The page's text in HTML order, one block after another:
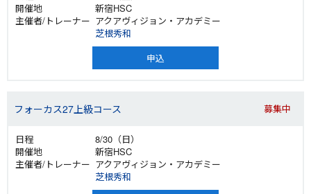
新宿HSC
アクアヴィジョン・アカデミー
芝根秀和
申込
フォーカス27上級コース 募集中
8/30（日）
新宿HSC
アクアヴィジョン・アカデミー
芝根秀和